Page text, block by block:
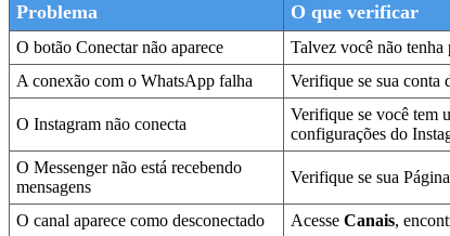
Problema O que verificar
O botão Conectar não aparece Talvez você não tenha
A conexão com o WhatsApp falha
Verifique se sua conta
O Instagram não conecta
Verifique se você tem
configurações do
O Messenger não está recebendo
mensagens
Verifique se sua
O canal aparece como desconectado AcesseCanais,